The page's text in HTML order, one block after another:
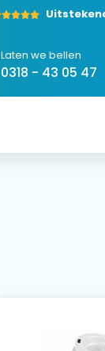
Laten we bellen
0318 - 43 05 47